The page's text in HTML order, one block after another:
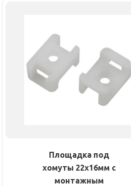
Площадка под
хомуты 22х16мм с
монтажным